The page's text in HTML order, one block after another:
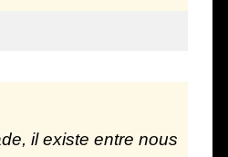
il existe entre nous